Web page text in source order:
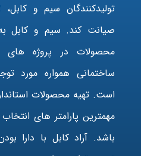
تولیدکنندگان سیم و
صیانت کند. سیم و کابل
محصولات در پروژه
ساختمانی همواره مورد
است. تهیه محصولات
مهمترین پارامتر های
باشد. آراد کابل با دارا